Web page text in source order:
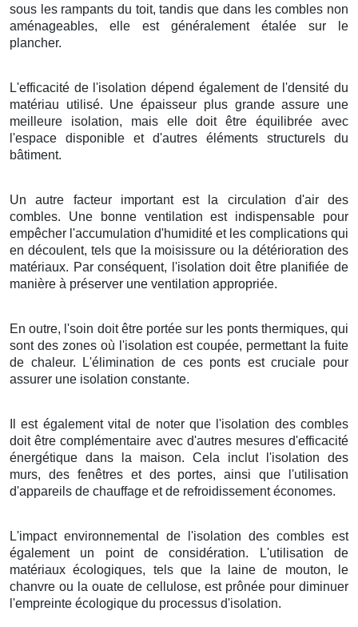
sous les rampants du toit, tandis que dans les combles non
aménageables, elle est généralement étalée sur le
plancher.
L'efficacité de l'isolation dépend également de l'densité du
matériau utilisé. Une épaisseur plus grande assure une
meilleure isolation, mais elle doit être équilibrée avec
l'espace disponible et d'autres éléments structurels du
bâtiment.
Un autre facteur important est la circulation d'air des
combles. Une bonne ventilation est indispensable pour
empêcher l'accumulation d'humidité et les complications qui
en découlent, tels que la moisissure ou la détérioration des
matériaux. Par conséquent, l'isolation doit être planifiée de
manière à préserver une ventilation appropriée.
En outre, l'soin doit être portée sur les ponts thermiques, qui
sont des zones où l'isolation est coupée, permettant la fuite
de chaleur. L'élimination de ces ponts est cruciale pour
assurer une isolation constante.
Il est également vital de noter que l'isolation des combles
doit être complémentaire avec d'autres mesures d'efficacité
énergétique dans la maison. Cela inclut l'isolation des
murs, des fenêtres et des portes, ainsi que l'utilisation
d'appareils de chauffage et de refroidissement économes.
L'impact environnemental de l'isolation des combles est
également un point de considération. L'utilisation de
matériaux écologiques, tels que la laine de mouton, le
chanvre ou la ouate de cellulose, est prônée pour diminuer
l'empreinte écologique du processus d'isolation.